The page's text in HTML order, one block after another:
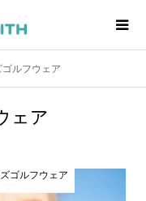
ゴルフウェア
ェア
ゴルフウェア